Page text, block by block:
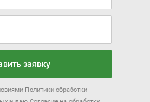
2 538 000 ₽
34 628 ₽/мес.
ATLAS
заявку
Политики обработки